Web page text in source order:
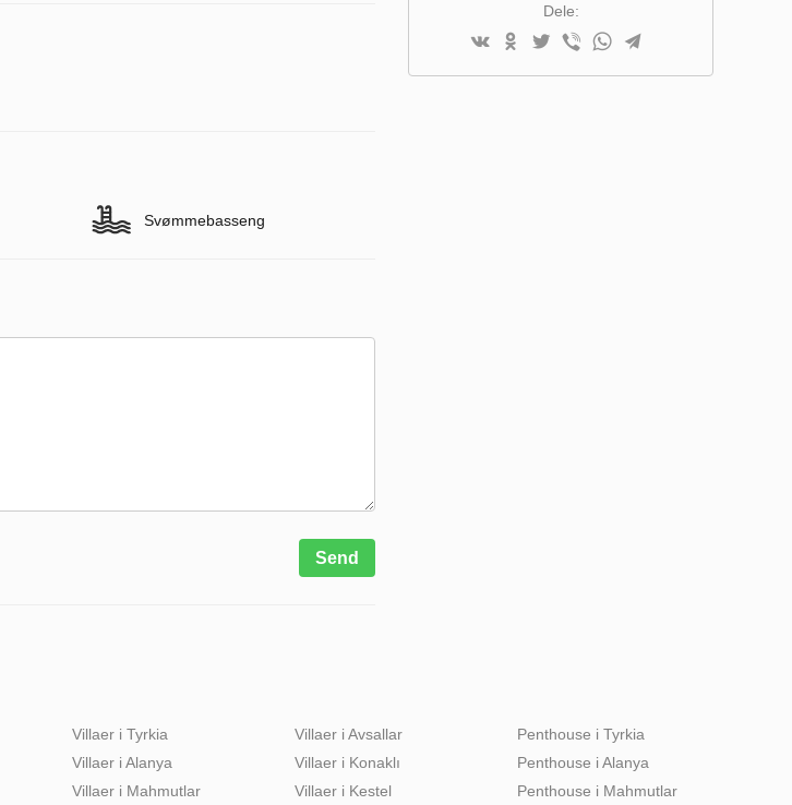
Svømmebasseng
Send
Dele:
Villaer i Tyrkia
Villaer i Alanya
Villaer i Mahmutlar
Villaer i Avsallar
Villaer i Konaklı
Villaer i Kestel
Penthouse i Tyrkia
Penthouse i Alanya
Penthouse i Mahmutlar